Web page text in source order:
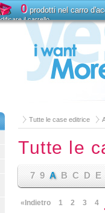
Tutte le case editrice
Tutte le
7 9 A B C D E
«Indietro 1 2 3 4
0prodotti nel carro
il carrello